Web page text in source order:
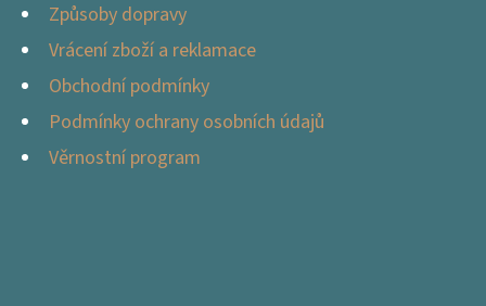
Způsoby dopravy
Vrácení zboží a reklamace
Obchodní podmínky
Podmínky ochrany osobních údajů
Věrnostní program